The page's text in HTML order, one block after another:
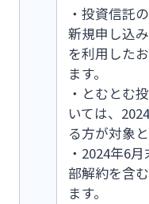
・投資信託
新規申し込
を利用した
ます。
・とむとむ
いては、
る方が対象と
・2024年6
部解約を含
ます。